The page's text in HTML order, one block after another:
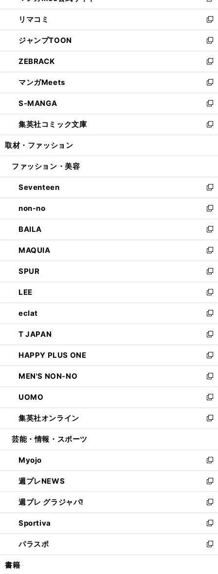
ウ
で
開
く
ン
ド
ウ
で
開
く
ウ
ィ
ン
ド
ウ
で
開
く
し
い
ウ
ィ
ン
ド
ウ
で
開
く
リマコミ
新
し
い
ウ
ィ
ン
ド
ウ
で
開
く
ジャンプTOON
新
し
い
ウ
ィ
ン
ド
ウ
で
開
ZEBRACK
新
し
い
ウ
ィ
ン
ド
ウ
開
マンガMeets
新
し
い
ウ
ィ
ン
ウ
開
く
S-MANGA
新
し
い
ウ
ン
ウ
で
開
く
集英社コミック文庫
新
し
ウ
ン
ド
ウ
で
開
く
取材・ファッション
ファッション・美容
Seventeen
新
し
い
ウ
ィ
ン
ド
ウ
で
開
く
non-no
新
し
い
ウ
ィ
ン
ド
ウ
で
開
く
BAILA
新
し
い
ウ
ィ
ン
ド
ウ
で
開
く
MAQUIA
新
し
い
ウ
ィ
ン
ド
ウ
で
開
く
SPUR
新
し
い
ウ
ィ
ン
ド
ウ
で
開
く
LEE
新
し
い
ウ
ィ
ン
ド
ウ
で
開
く
eclat
新
し
い
ウ
ィ
ン
ド
ウ
で
開
く
T JAPAN
新
し
い
ウ
ィ
ン
ド
ウ
で
開
HAPPY PLUS ONE
新
し
い
ウ
ィ
ン
ド
ウ
開
く
MEN'S NON-NO
新
し
い
ウ
ィ
ン
ウ
で
開
く
UOMO
新
し
い
ウ
ン
ド
ウ
で
開
く
集英社オンライン
新
し
ウ
ィ
ン
ド
ウ
で
開
く
芸能・情報・スポーツ
Myojo
新
し
い
ウ
ィ
ン
ド
ウ
で
開
週プレNEWS
新
し
い
ウ
ィ
ン
ド
ウ
週プレ グラジャパ!
新
し
い
ウ
ィ
ン
Sportiva
新
し
い
ウ
パラスポ
新
し
書籍